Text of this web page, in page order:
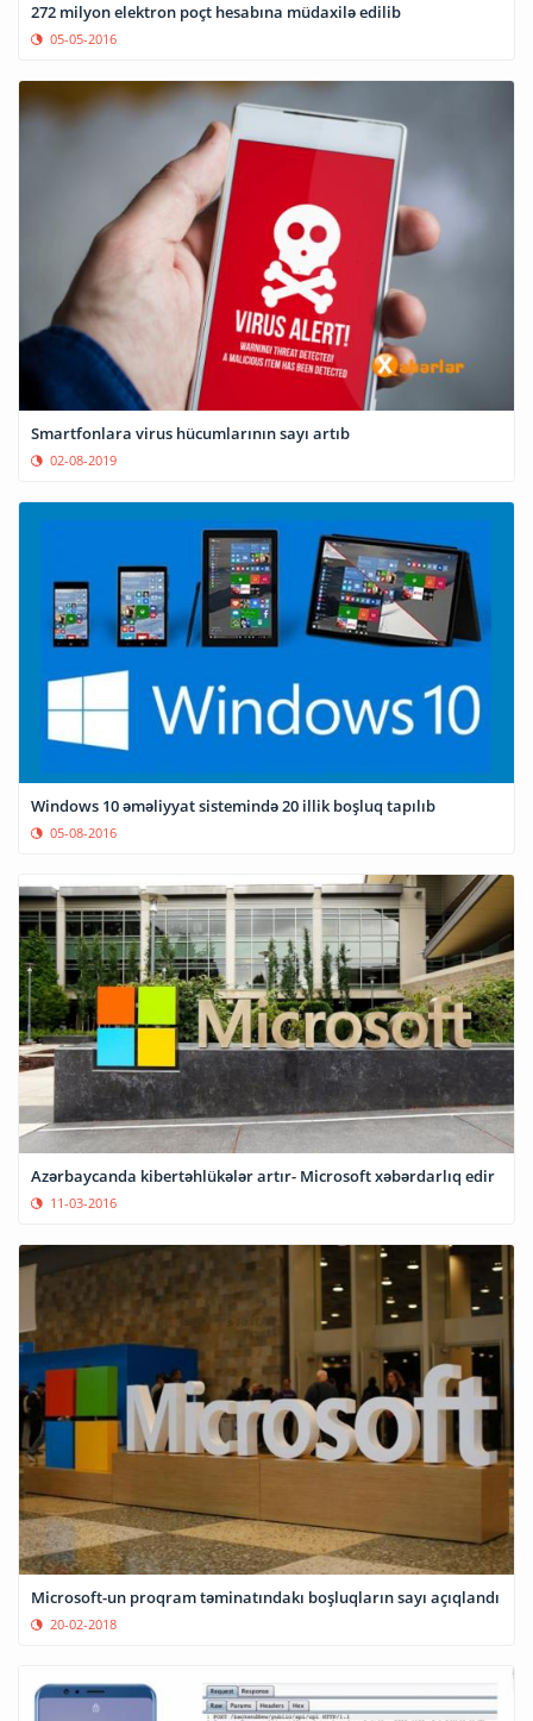
272 milyon elektron poçt hesabına müdaxilə edilib
05-05-2016
Smartfonlara virus hücumlarının sayı artıb
02-08-2019
Windows 10 əməliyyat sistemində 20 illik boşluq tapılıb
05-08-2016
Azərbaycanda kibertəhlükələr artır- Microsoft xəbərdarlıq edir
11-03-2016
Microsoft-un proqram təminatındakı boşluqların sayı açıqlandı
20-02-2018